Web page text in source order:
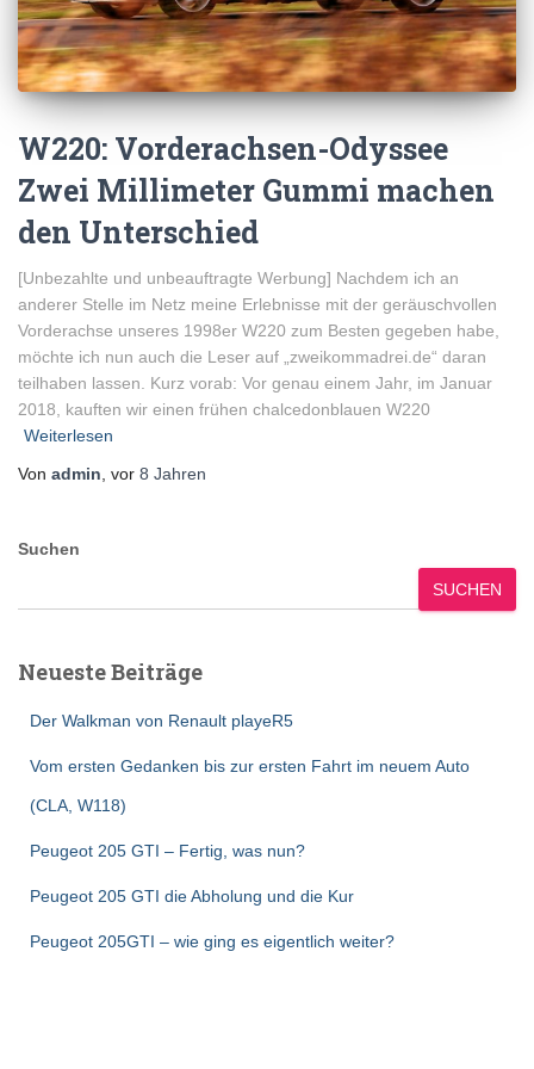
W220: Vorderachsen-Odyssee
Zwei Millimeter Gummi machen
den Unterschied
[Unbezahlte und unbeauftragte Werbung] Nachdem ich an
anderer Stelle im Netz meine Erlebnisse mit der geräuschvollen
Vorderachse unseres 1998er W220 zum Besten gegeben habe,
möchte ich nun auch die Leser auf „zweikommadrei.de“ daran
teilhaben lassen. Kurz vorab: Vor genau einem Jahr, im Januar
2018, kauften wir einen frühen chalcedonblauen W220
Weiterlesen
Von admin , vor 8 Jahren
Suchen
SUCHEN
Neueste Beiträge
Der Walkman von Renault playeR5
Vom ersten Gedanken bis zur ersten Fahrt im neuem Auto
(CLA, W118)
Peugeot 205 GTI – Fertig, was nun?
Peugeot 205 GTI die Abholung und die Kur
Peugeot 205GTI – wie ging es eigentlich weiter?